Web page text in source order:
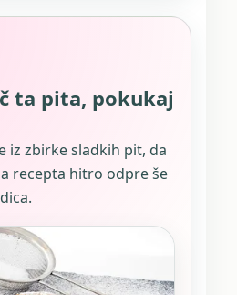
ta pita, pokukaj
iz zbirke sladkih pit, da
recepta hitro odpre še